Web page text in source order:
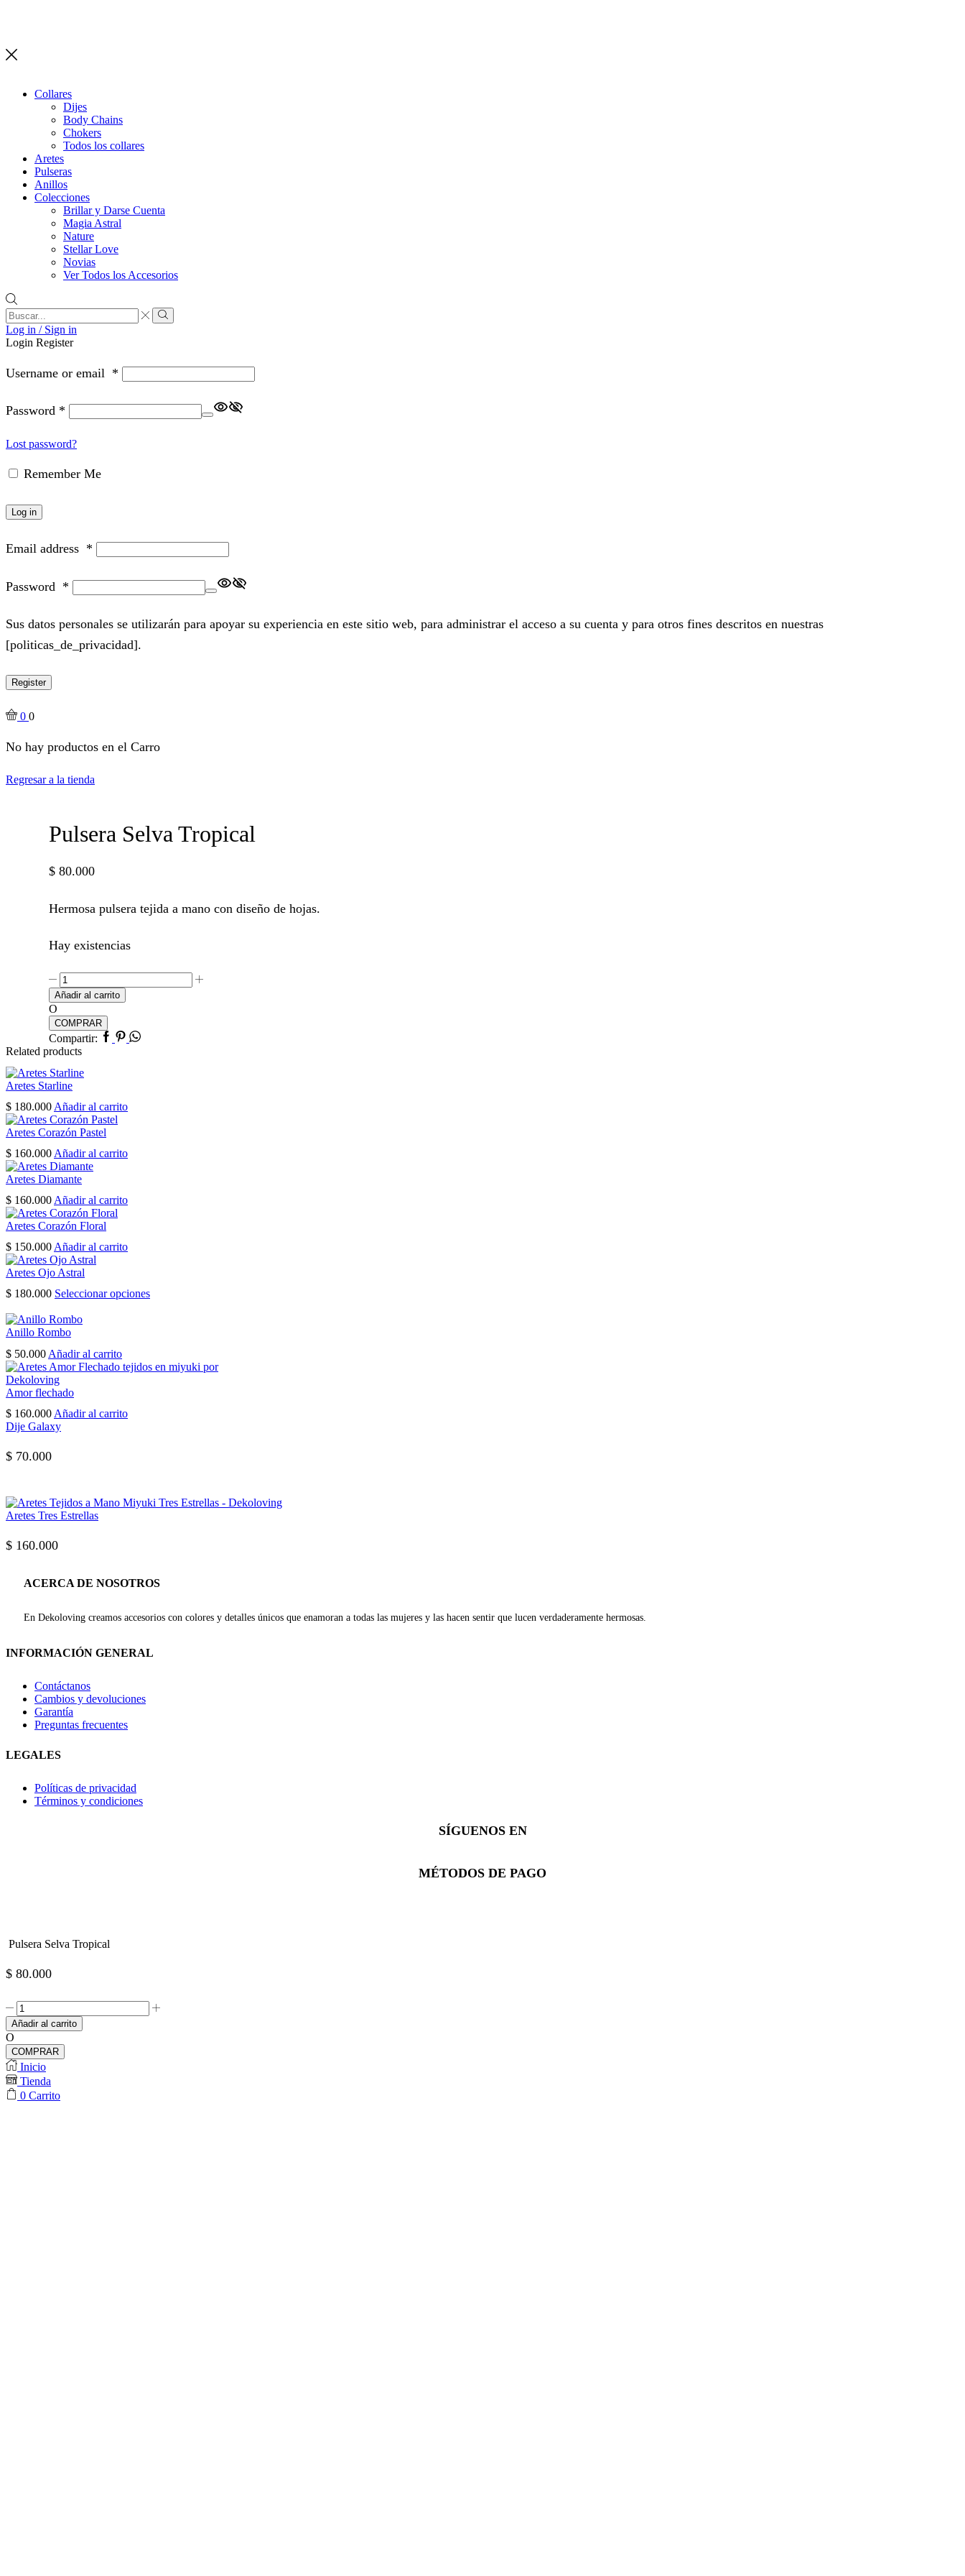
Collares
Dijes
Body Chains
Chokers
Todos los collares
Aretes
Pulseras
Anillos
Colecciones
Brillar y Darse Cuenta
Magia Astral
Nature
Stellar Love
Novias
Ver Todos los Accesorios
Search
input
Search
Log in / Sign in
Login Register
Username or email *
Password *
Lost password?
Remember Me
Log in
Email address *
Password *
Sus datos personales se utilizarán para apoyar su experiencia en este sitio web, para administrar el acceso a su cuenta y para otros fines descritos en nuestras
[politicas_de_privacidad].
Register
0 0
No hay productos en el Carro
Regresar a la tienda
Pulsera Selva Tropical
$ 80.000
Hermosa pulsera tejida a mano con diseño de hojas.
Hay existencias
Pulsera
Selva
Tropical
cantidad
Añadir al carrito
O
COMPRAR
Compartir: Facebook
Pinterest
Whatsapp
Related products
Aretes Starline
$ 180.000 Añadir al carrito
Aretes Corazón Pastel
$ 160.000 Añadir al carrito
Aretes Diamante
$ 160.000 Añadir al carrito
Aretes Corazón Floral
$ 150.000 Añadir al carrito
Aretes Ojo Astral
$ 180.000 Seleccionar opcionesEste
opciones
Anillo Rombo
$ 50.000 Añadir al carrito
Amor flechado
$ 160.000 Añadir al carrito
Dije Galaxy
$ 70.000
Aretes Tres Estrellas
$ 160.000
ACERCA DE NOSOTROS
En Dekoloving creamos accesorios con colores y detalles únicos que enamoran a todas las mujeres y las hacen sentir que lucen verdaderamente hermosas.
INFORMACIÓN GENERAL
Contáctanos
Cambios y devoluciones
Garantía
Preguntas frecuentes
LEGALES
Políticas de privacidad
Términos y condiciones
SÍGUENOS EN
Facebook
Instagram
Whatsapp
MÉTODOS DE PAGO
Pulsera Selva Tropical
$ 80.000
Pulsera
Selva
Tropical
cantidad
Añadir al carrito
O
COMPRAR
Inicio
Tienda
0 Carrito